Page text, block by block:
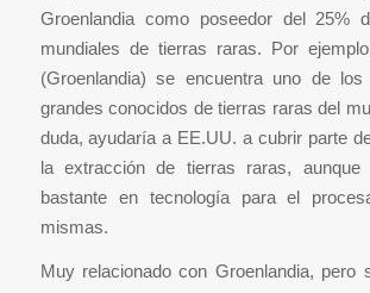
Groenlandia como poseedor del 25%
mundiales de tierras raras. Por
(Groenlandia) se encuentra uno de
grandes conocidos de tierras raras del
duda, ayudaría a EE.UU. a cubrir parte
la extracción de tierras raras, aunque
bastante en tecnología para el
mismas.
Muy relacionado con Groenlandia, pero